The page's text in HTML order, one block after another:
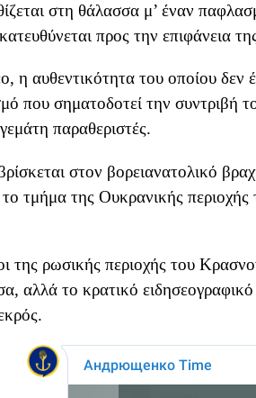
στη θάλασσα μ’ έναν
προς την επιφάνεια
η αυθεντικότητα του οποίου δεν
που σηματοδοτεί την συντριβή
παραθεριστές.
στον βορειανατολικό
το τμήμα της Ουκρανικής
της ρωσικής περιοχής του
αλλά το κρατικό